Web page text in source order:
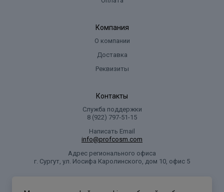
Компания
О компании
Доставка
Реквизиты
Контакты
Служба поддержки
8 (922) 797‑51-15
Написать Email
info@profcosm.com
Адрес регионального офиса
г. Сургут, ул. Иосифа Каролинского, дом 10, офис 5